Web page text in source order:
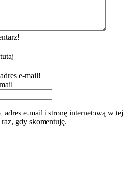
e-mail!
adres e-mail i stronę internetową w tej
gdy skomentuję.